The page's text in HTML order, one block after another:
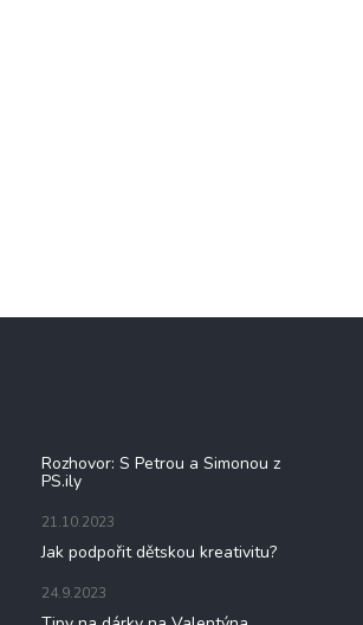
Rozhovor: S Petrou a Simonou z
PS.ily
21.10.2023
Jak podpořit dětskou kreativitu?
24.9.2023